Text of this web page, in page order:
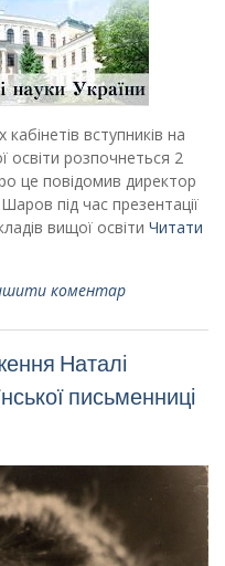
вступників на
освіти розпочнеться 2
це повідомив директор
під час презентації
вищої освіти Читати
коментар
Наталі
письменниці